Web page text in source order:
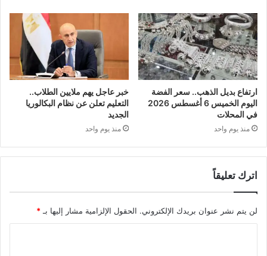
ارتفاع بديل الذهب.. سعر الفضة
اليوم الخميس 6 أغسطس 2026
في المحلات
منذ يوم واحد
خبر عاجل يهم ملايين الطلاب..
التعليم تعلن عن نظام البكالوريا
الجديد
منذ يوم واحد
اترك تعليقاً
لن يتم نشر عنوان بريدك الإلكتروني. الحقول الإلزامية مشار إليها بـ*